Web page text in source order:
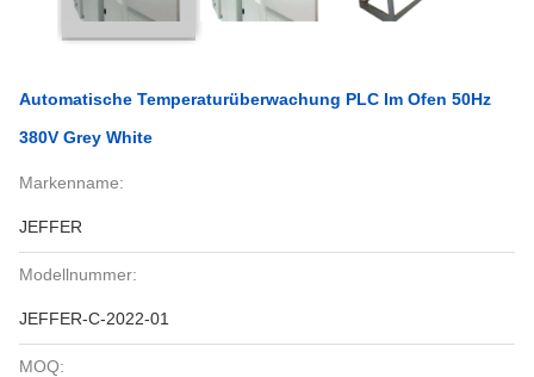
Automatische Temperaturüberwachung PLC Im Ofen 50Hz
380V Grey White
Markenname:
JEFFER
Modellnummer:
JEFFER-C-2022-01
MOQ: